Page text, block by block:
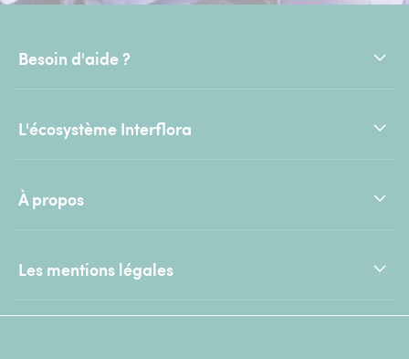
Besoin d'aide ?
L'écosystème Interflora
À propos
Les mentions légales